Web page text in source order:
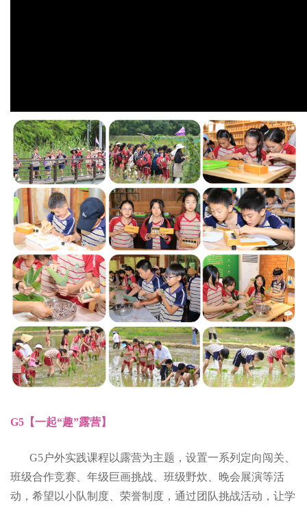
G5【一起“趣”露营】
G5户外实践课程以露营为主题，设置一系列定向闯关、
班级合作竞赛、年级巨画挑战、班级野炊、晚会展演等活
动，希望以小队制度、荣誉制度，通过团队挑战活动，让学